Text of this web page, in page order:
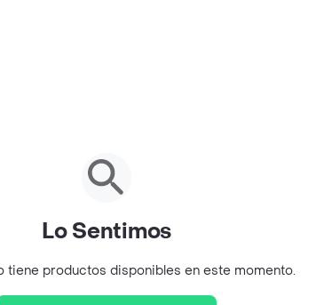
Lo Sentimos
tiene productos disponibles en este momento.